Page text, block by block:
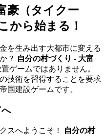
豪（タイクー
から始まる！
を生み出す大都市に変える
？ 自分の村づくり - 大富
ゲームではありません。
技術を習得することを要求
国建設ゲームです。
スへようこそ！
自分の村